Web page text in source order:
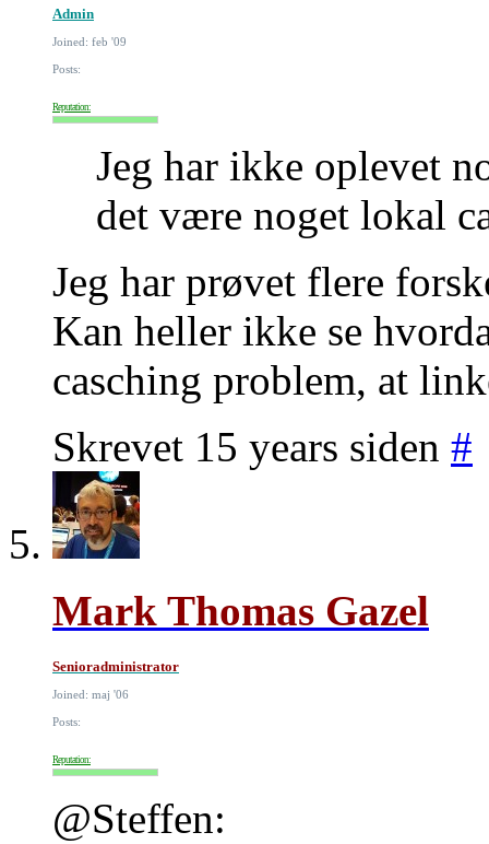
Admin
Joined: feb '09
Posts:
Reputation:
Jeg har ikke oplevet
det være noget lokal
Jeg har prøvet flere
Kan heller ikke se
casching problem, at
Skrevet 15 years siden #
Mark Thomas Gazel
Senioradministrator
Joined: maj '06
Posts:
Reputation:
@Steffen: